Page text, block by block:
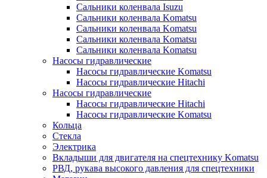
Сальники коленвала Isuzu
Сальники коленвала Komatsu
Сальники коленвала Komatsu
Сальники коленвала Komatsu
Сальники коленвала Komatsu
Насосы гидравлические
Насосы гидравлические Komatsu
Насосы гидравлические Hitachi
Насосы гидравлические
Насосы гидравлические Hitachi
Насосы гидравлические Komatsu
Кольца
Стекла
Электрика
Вкладыши для двигателя на спецтехнику Komatsu
РВД, рукава высокого давления для спецтехники